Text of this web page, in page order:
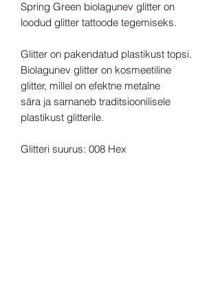
Spring Green biolagunev glitter on
loodud glitter tattoode tegemiseks.
Glitter on pakendatud plastikust topsi.
Biolagunev glitter on kosmeetiline
glitter, millel on efektne metalne
sära ja sarnaneb traditsioonilisele
plastikust glitterile.
Glitteri suurus: 008 Hex